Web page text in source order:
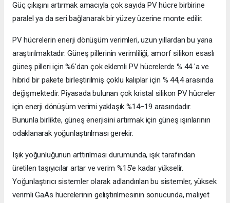
Güç çıkışını artırmak amacıyla çok sayıda PV hücre birbirine
paralel ya da seri bağlanarak bir yüzey üzerine monte edilir.
PV hücrelerin enerji dönüşüm verimleri, uzun yıllardan bu yana
araştırılmaktadır. Güneş pillerinin verimliliği, amorf silikon esaslı
güneş pilleri için %6'dan çok eklemli PV hücrelerde % 44 'a ve
hibrid bir pakete birleştirilmiş çoklu kalıplar için % 44,4 arasında
değişmektedir. Piyasada bulunan çok kristal silikon PV hücreler
için enerji dönüşüm verimi yaklaşık %14−19 arasındadır.
Bununla birlikte, güneş enerjisini artırmak için güneş ışınlarının
odaklanarak yoğunlaştırılması gerekir.
Işık yoğunluğunun arttırılması durumunda, ışık tarafından
üretilen taşıyıcılar artar ve verim %15'e kadar yükselir.
Yoğunlaştırıcı sistemler olarak adlandırılan bu sistemler, yüksek
verimli GaAs hücrelerinin geliştirilmesinin sonucunda, maliyet